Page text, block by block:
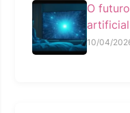
O
10/04/